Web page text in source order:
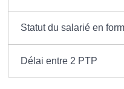
Statut du salarié en
Délai entre 2 PTP